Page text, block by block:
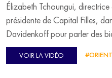
Élizabeth Tchoungui,
présidente de Capital Filles,
Davidenkoff pour parler des
VOIR LA VIDÉO